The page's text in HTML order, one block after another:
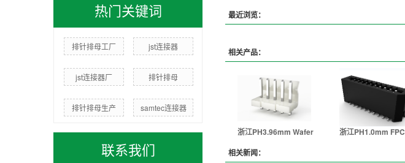
热门关键词
排针排母工厂 jst连接器
jst连接器厂 排针排母
排针排母生产 samtec连接器
联系我们
最近浏览：
相关产品：
浙江PH3.96mm Wafer 浙江PH1.0mm FPC
相关新闻：